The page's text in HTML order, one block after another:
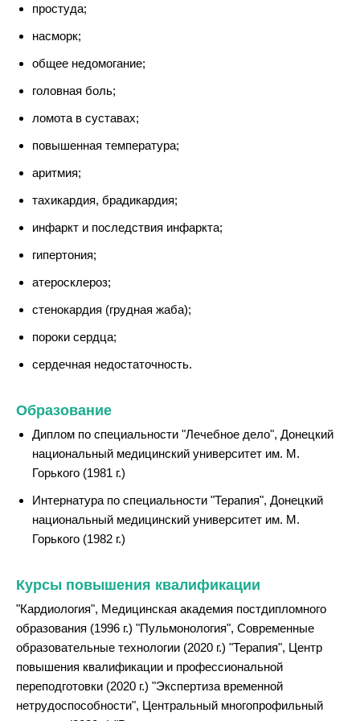
простуда;
насморк;
общее недомогание;
головная боль;
ломота в суставах;
повышенная температура;
аритмия;
тахикардия, брадикардия;
инфаркт и последствия инфаркта;
гипертония;
атеросклероз;
стенокардия (грудная жаба);
пороки сердца;
сердечная недостаточность.
Образование
Диплом по специальности "Лечебное дело", Донецкий
национальный медицинский университет им. М.
Горького (1981 г.)
Интернатура по специальности "Терапия", Донецкий
национальный медицинский университет им. М.
Горького (1982 г.)
Курсы повышения квалификации
"Кардиология", Медицинская академия постдипломного
образования (1996 г.) "Пульмонология", Современные
образовательные технологии (2020 г.) "Терапия", Центр
повышения квалификации и профессиональной
переподготовки (2020 г.) "Экспертиза временной
нетрудоспособности", Центральный многопрофильный